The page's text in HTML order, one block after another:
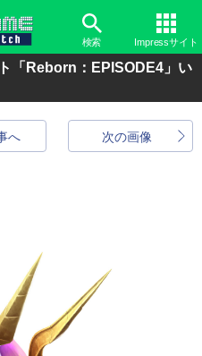
検索 Impressサイト
「Reborn：EPISODE4」い
次の画像
へ